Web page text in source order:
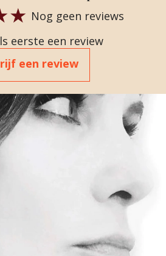
Nog geen reviews
eerste een review
een review